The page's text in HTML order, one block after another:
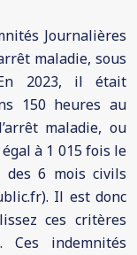
Journalières
maladie, sous
En 2023, il était
150 heures au
maladie, ou
à 1 015 fois le
des 6 mois civils
Il est donc
ces critères
Ces indemnités